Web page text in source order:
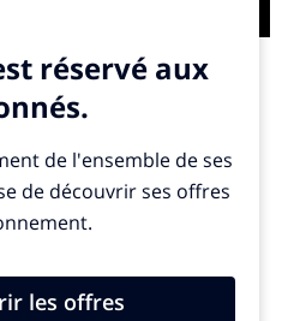
Brand Content salue à
dispositif qualifié de
vis-à-vis de la
permet au brand content
embrasser les nouveaux
une très forte
nature magique.